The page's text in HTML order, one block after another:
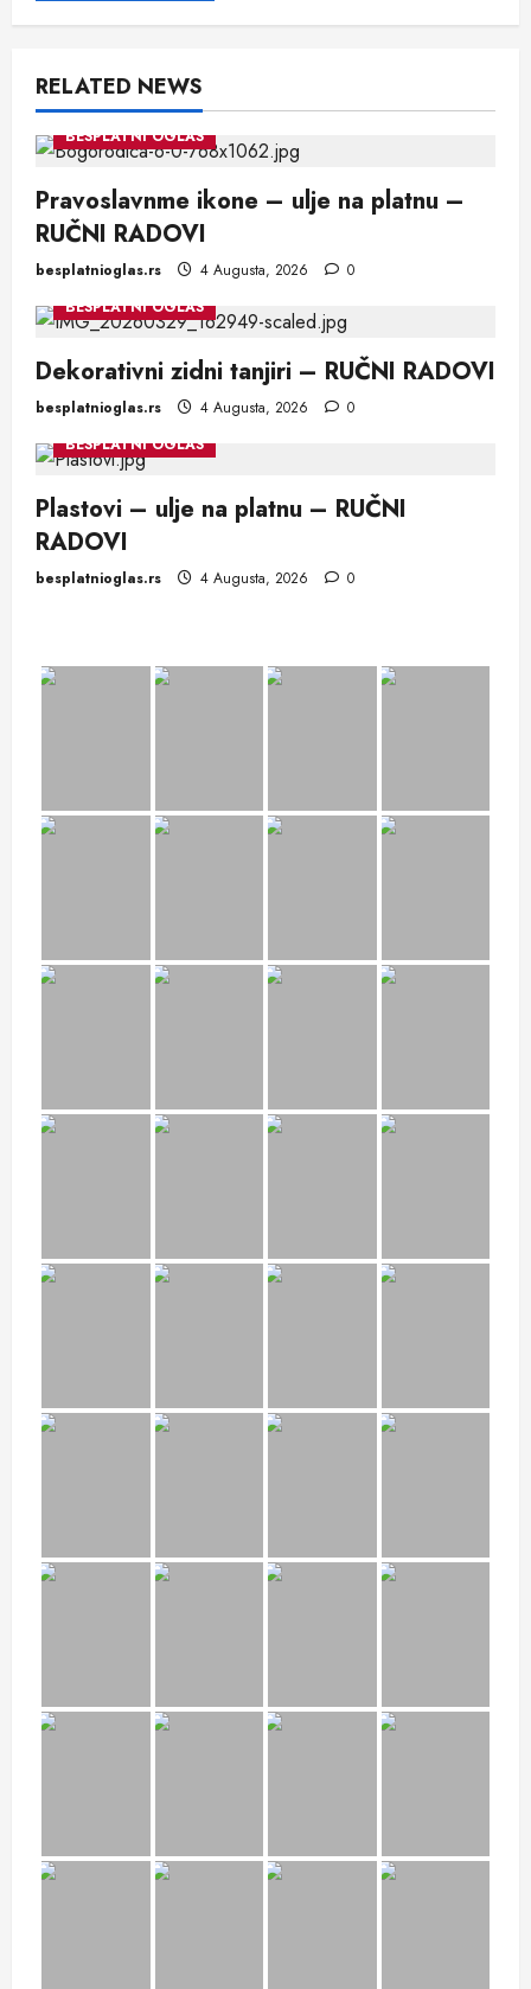
RELATED NEWS
BESPLATNI OGLAS
Pravoslavnme ikone – ulje na platnu –
RUČNI RADOVI
besplatnioglas.rs 4 Augusta, 2026
0
BESPLATNI OGLAS
Dekorativni zidni tanjiri – RUČNI RADOVI
besplatnioglas.rs 4 Augusta, 2026
0
BESPLATNI OGLAS
Plastovi – ulje na platnu – RUČNI
RADOVI
besplatnioglas.rs 4 Augusta, 2026 0